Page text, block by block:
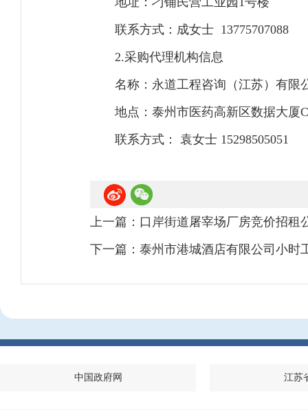
联系方式：成女士 13775707088
2.采购代理机构信息
名称：永道工程咨询（江苏）有限
地点：泰州市医药高新区数据大厦
联系方式： 袁女士 15298505051
上一篇： 口岸街道屠宰场厂房竞价招租
下一篇： 泰州市港城酒店有限公司小时
中国政府网 江苏